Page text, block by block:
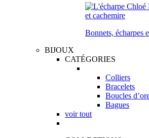
Bonnets, écharpes
BIJOUX
CATÉGORIES
Colliers
Bracelets
Boucles
Bagues
voir tout